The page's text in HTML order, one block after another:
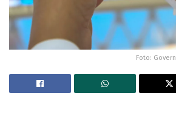
Foto: